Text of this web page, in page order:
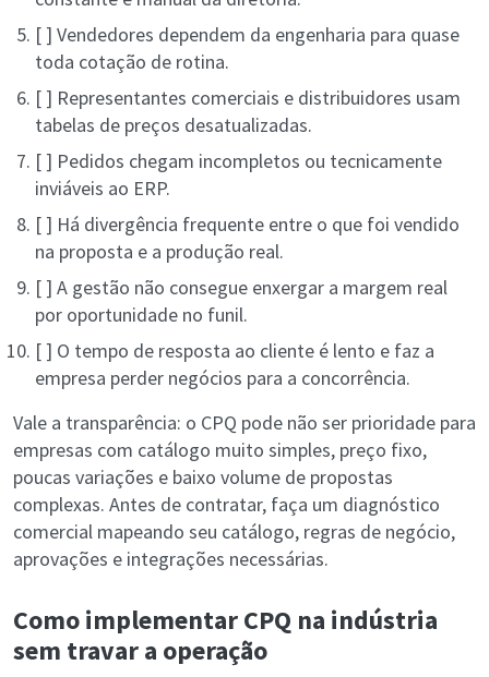
[ ] Vendedores dependem da engenharia para quase
toda cotação de rotina.
[ ] Representantes comerciais e distribuidores usam
tabelas de preços desatualizadas.
[ ] Pedidos chegam incompletos ou tecnicamente
inviáveis ao ERP.
[ ] Há divergência frequente entre o que foi vendido
na proposta e a produção real.
[ ] A gestão não consegue enxergar a margem real
por oportunidade no funil.
[ ] O tempo de resposta ao cliente é lento e faz a
empresa perder negócios para a concorrência.
Vale a transparência: o CPQ pode não ser prioridade para
empresas com catálogo muito simples, preço fixo,
poucas variações e baixo volume de propostas
complexas. Antes de contratar, faça um diagnóstico
comercial mapeando seu catálogo, regras de negócio,
aprovações e integrações necessárias.
Como implementar CPQ na indústria
sem travar a operação